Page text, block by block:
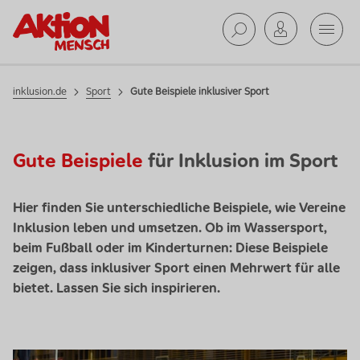
Sport
inklusion.de Sport Gute Beispiele inklusiver Sport
Gute Beispiele für Inklusion im Sport
Hier finden Sie unterschiedliche Beispiele, wie Vereine
Inklusion leben und umsetzen. Ob im Wassersport,
beim Fußball oder im Kinderturnen: Diese Beispiele
zeigen, dass inklusiver Sport einen Mehrwert für alle
bietet. Lassen Sie sich inspirieren.